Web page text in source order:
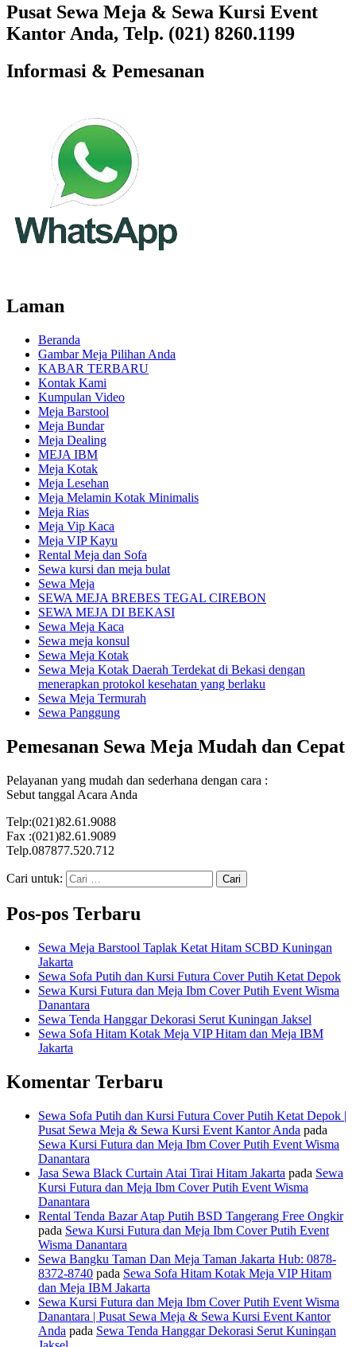
Pusat Sewa Meja & Sewa Kursi Event
Kantor Anda, Telp. (021) 8260.1199
Informasi & Pemesanan
Laman
Beranda
Gambar Meja Pilihan Anda
KABAR TERBARU
Kontak Kami
Kumpulan Video
Meja Barstool
Meja Bundar
Meja Dealing
MEJA IBM
Meja Kotak
Meja Lesehan
Meja Melamin Kotak Minimalis
Meja Rias
Meja Vip Kaca
Meja VIP Kayu
Rental Meja dan Sofa
Sewa kursi dan meja bulat
Sewa Meja
SEWA MEJA BREBES TEGAL CIREBON
SEWA MEJA DI BEKASI
Sewa Meja Kaca
Sewa meja konsul
Sewa Meja Kotak
Sewa Meja Kotak Daerah Terdekat di Bekasi dengan
menerapkan protokol kesehatan yang berlaku
Sewa Meja Termurah
Sewa Panggung
Pemesanan Sewa Meja Mudah dan Cepat
Pelayanan yang mudah dan sederhana dengan cara :
Sebut tanggal Acara Anda
Telp:(021)82.61.9088
Fax :(021)82.61.9089
Telp.087877.520.712
Cari untuk:
Pos-pos Terbaru
Sewa Meja Barstool Taplak Ketat Hitam SCBD Kuningan
Jakarta
Sewa Sofa Putih dan Kursi Futura Cover Putih Ketat Depok
Sewa Kursi Futura dan Meja Ibm Cover Putih Event Wisma
Danantara
Sewa Tenda Hanggar Dekorasi Serut Kuningan Jaksel
Sewa Sofa Hitam Kotak Meja VIP Hitam dan Meja IBM
Jakarta
Komentar Terbaru
Sewa Sofa Putih dan Kursi Futura Cover Putih Ketat Depok |
Pusat Sewa Meja & Sewa Kursi Event Kantor Anda pada
Sewa Kursi Futura dan Meja Ibm Cover Putih Event Wisma
Danantara
Jasa Sewa Black Curtain Atai Tirai Hitam Jakarta pada Sewa
Kursi Futura dan Meja Ibm Cover Putih Event Wisma
Danantara
Rental Tenda Bazar Atap Putih BSD Tangerang Free Ongkir
pada Sewa Kursi Futura dan Meja Ibm Cover Putih Event
Wisma Danantara
Sewa Bangku Taman Dan Meja Taman Jakarta Hub: 0878-
8372-8740 pada Sewa Sofa Hitam Kotak Meja VIP Hitam
dan Meja IBM Jakarta
Sewa Kursi Futura dan Meja Ibm Cover Putih Event Wisma
Danantara | Pusat Sewa Meja & Sewa Kursi Event Kantor
Anda pada Sewa Tenda Hanggar Dekorasi Serut Kuningan